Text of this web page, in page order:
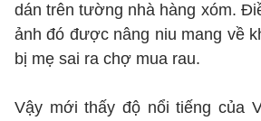
dán trên tường nhà hàng xóm.
ảnh đó được nâng niu mang về
bị mẹ sai ra chợ mua rau.
Vậy mới thấy độ nổi tiếng của